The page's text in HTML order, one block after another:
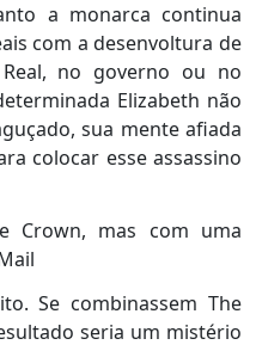
a monarca continua
com a desenvoltura de
no governo ou no
Elizabeth não
sua mente afiada
colocar esse assassino
Crown, mas com uma
Se combinassem The
seria um mistério